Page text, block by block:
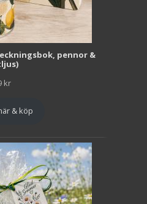
pennor &
kr
& köp